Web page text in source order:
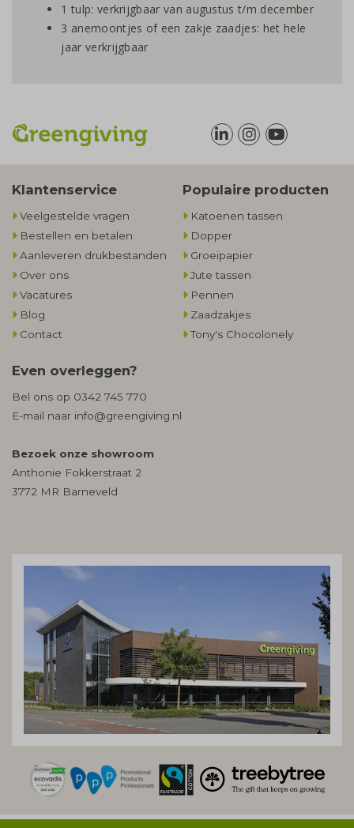
1 tulp: verkrijgbaar van augustus t/m december
3 anemoontjes of een zakje zaadjes: het hele
jaar verkrijgbaar
Klantenservice
Veelgestelde vragen
Bestellen en betalen
Aanleveren drukbestanden
Over ons
Vacatures
Blog
Contact
Populaire producten
Katoenen tassen
Dopper
Groeipapier
Jute tassen
Pennen
Zaadzakjes
Tony's Chocolonely
Even overleggen?
Bel ons op 0342 745 770
E-mail naar info@greengiving.nl
Bezoek onze showroom
Anthonie Fokkerstraat 2
3772 MR Barneveld